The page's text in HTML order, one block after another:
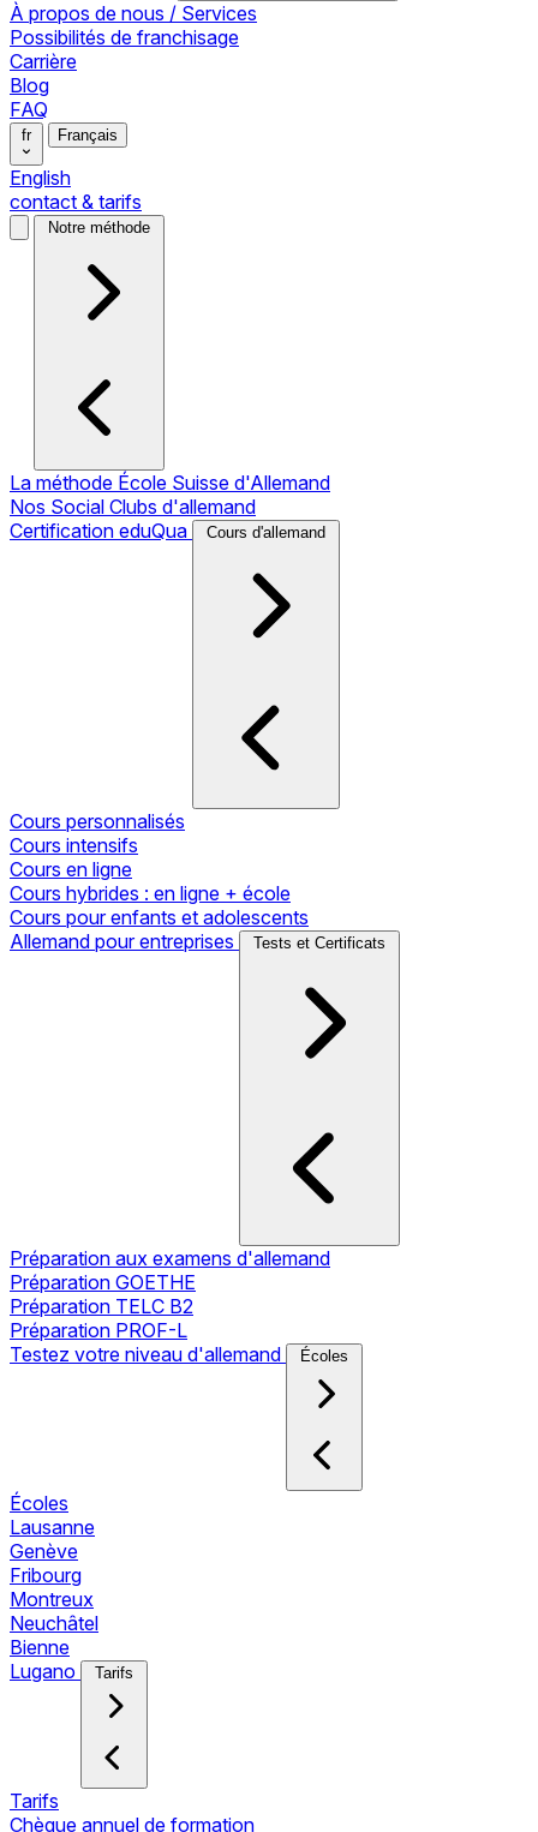
À propos de nous / Services
Possibilités de franchisage
Carrière
Blog
FAQ
fr Français
English
contact & tarifs
Notre méthode
La méthode École Suisse d'Allemand
Nos Social Clubs d'allemand
Certification eduQua
Cours d'allemand
Cours personnalisés
Cours intensifs
Cours en ligne
Cours hybrides : en ligne + école
Cours pour enfants et adolescents
Allemand pour entreprises
Tests et Certificats
Préparation aux examens d'allemand
Préparation GOETHE
Préparation TELC B2
Préparation PROF-L
Testez votre niveau d'allemand
Écoles
Écoles
Lausanne
Genève
Fribourg
Montreux
Neuchâtel
Bienne
Lugano
Tarifs
Tarifs
Chèque annuel de formation